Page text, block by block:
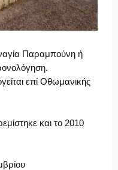
Παραμπούνη ή
επί Οθωμανικής
και το 2010